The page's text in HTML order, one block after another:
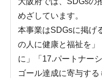
めざしています。
本事業はSDGsに掲げ
の人に健康と福祉を
に」「17.パートナー
ゴール達成に寄与する